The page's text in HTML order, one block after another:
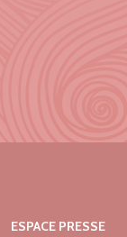
ESPACE PRESSE